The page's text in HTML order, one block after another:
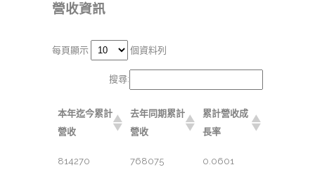
營收資訊
每頁顯示 個資料列
搜尋:
本年迄今累計
營收
去年同期累計
營收
累計營收成
長率
814270 768075 0.0601